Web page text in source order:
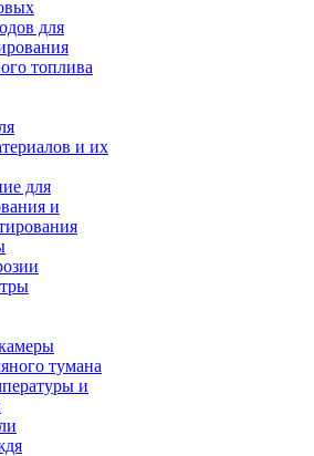
для
топлива
и их
для
и
тумана
и